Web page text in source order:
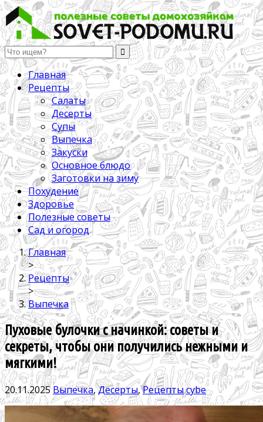
Полезные советы домохозяйкам
Главная
Рецепты
Салаты
Десерты
Супы
Выпечка
Закуски
Основное блюдо
Заготовки на зиму
Похудение
Здоровье
Полезные советы
Сад и огород
Главная
>
Рецепты
>
Выпечка
Пуховые булочки с начинкой: советы и
секреты, чтобы они получились нежными и
мягкими!
20.11.2025 Выпечка,Десерты,Рецептыcybe